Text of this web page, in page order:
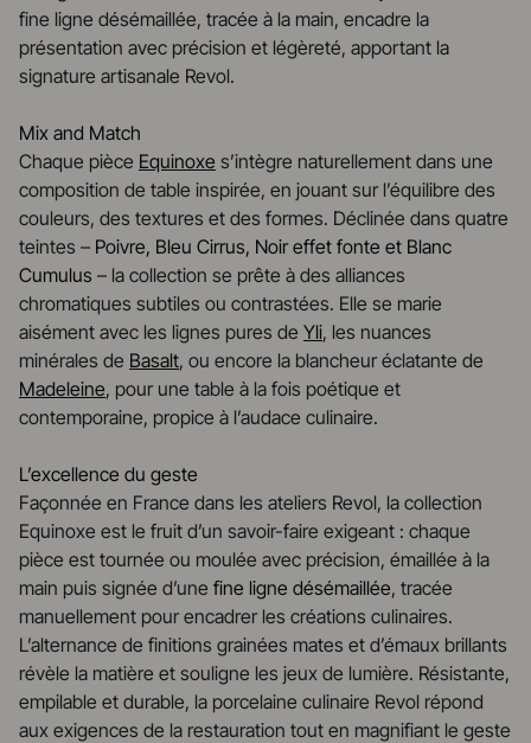
fine ligne désémaillée, tracée à la main, encadre la
présentation avec précision et légèreté, apportant la
signature artisanale Revol.
Mix and Match
Chaque pièce Equinoxe s’intègre naturellement dans une
composition de table inspirée, en jouant sur l’équilibre des
couleurs, des textures et des formes. Déclinée dans quatre
teintes – Poivre, Bleu Cirrus, Noir effet fonte et Blanc
Cumulus – la collection se prête à des alliances
chromatiques subtiles ou contrastées. Elle se marie
aisément avec les lignes pures de Yli, les nuances
minérales de Basalt, ou encore la blancheur éclatante de
Madeleine, pour une table à la fois poétique et
contemporaine, propice à l’audace culinaire.
L’excellence du geste
Façonnée en France dans les ateliers Revol, la collection
Equinoxe est le fruit d’un savoir-faire exigeant : chaque
pièce est tournée ou moulée avec précision, émaillée à la
main puis signée d’une fine ligne désémaillée, tracée
manuellement pour encadrer les créations culinaires.
L’alternance de finitions grainées mates et d’émaux brillants
révèle la matière et souligne les jeux de lumière. Résistante,
empilable et durable, la porcelaine culinaire Revol répond
aux exigences de la restauration tout en magnifiant le geste